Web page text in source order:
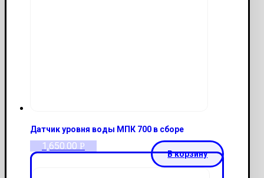
Датчик уровня воды МПК 700 в сборе
1,650.00 Р
В корзину